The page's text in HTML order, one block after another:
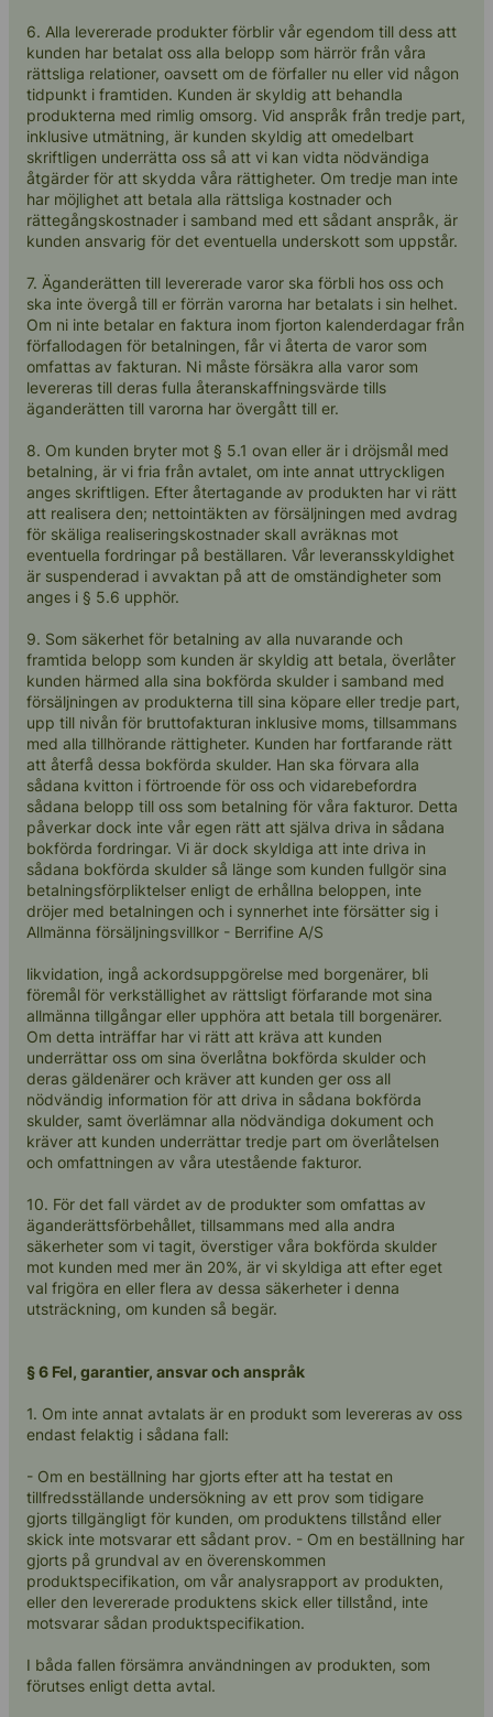
6. Alla levererade produkter förblir vår egendom till dess att
kunden har betalat oss alla belopp som härrör från våra
rättsliga relationer, oavsett om de förfaller nu eller vid någon
tidpunkt i framtiden. Kunden är skyldig att behandla
produkterna med rimlig omsorg. Vid anspråk från tredje part,
inklusive utmätning, är kunden skyldig att omedelbart
skriftligen underrätta oss så att vi kan vidta nödvändiga
åtgärder för att skydda våra rättigheter. Om tredje man inte
har möjlighet att betala alla rättsliga kostnader och
rättegångskostnader i samband med ett sådant anspråk, är
kunden ansvarig för det eventuella underskott som uppstår.
7. Äganderätten till levererade varor ska förbli hos oss och
ska inte övergå till er förrän varorna har betalats i sin helhet.
Om ni inte betalar en faktura inom fjorton kalenderdagar från
förfallodagen för betalningen, får vi återta de varor som
omfattas av fakturan. Ni måste försäkra alla varor som
levereras till deras fulla återanskaffningsvärde tills
äganderätten till varorna har övergått till er.
8. Om kunden bryter mot § 5.1 ovan eller är i dröjsmål med
betalning, är vi fria från avtalet, om inte annat uttryckligen
anges skriftligen. Efter återtagande av produkten har vi rätt
att realisera den; nettointäkten av försäljningen med avdrag
för skäliga realiseringskostnader skall avräknas mot
eventuella fordringar på beställaren. Vår leveransskyldighet
är suspenderad i avvaktan på att de omständigheter som
anges i § 5.6 upphör.
9. Som säkerhet för betalning av alla nuvarande och
framtida belopp som kunden är skyldig att betala, överlåter
kunden härmed alla sina bokförda skulder i samband med
försäljningen av produkterna till sina köpare eller tredje part,
upp till nivån för bruttofakturan inklusive moms, tillsammans
med alla tillhörande rättigheter. Kunden har fortfarande rätt
att återfå dessa bokförda skulder. Han ska förvara alla
sådana kvitton i förtroende för oss och vidarebefordra
sådana belopp till oss som betalning för våra fakturor. Detta
påverkar dock inte vår egen rätt att själva driva in sådana
bokförda fordringar. Vi är dock skyldiga att inte driva in
sådana bokförda skulder så länge som kunden fullgör sina
betalningsförpliktelser enligt de erhållna beloppen, inte
dröjer med betalningen och i synnerhet inte försätter sig i
Allmänna försäljningsvillkor - Berrifine A/S
likvidation, ingå ackordsuppgörelse med borgenärer, bli
föremål för verkställighet av rättsligt förfarande mot sina
allmänna tillgångar eller upphöra att betala till borgenärer.
Om detta inträffar har vi rätt att kräva att kunden
underrättar oss om sina överlåtna bokförda skulder och
deras gäldenärer och kräver att kunden ger oss all
nödvändig information för att driva in sådana bokförda
skulder, samt överlämnar alla nödvändiga dokument och
kräver att kunden underrättar tredje part om överlåtelsen
och omfattningen av våra utestående fakturor.
10. För det fall värdet av de produkter som omfattas av
äganderättsförbehållet, tillsammans med alla andra
säkerheter som vi tagit, överstiger våra bokförda skulder
mot kunden med mer än 20%, är vi skyldiga att efter eget
val frigöra en eller flera av dessa säkerheter i denna
utsträckning, om kunden så begär.
§ 6 Fel, garantier, ansvar och anspråk
1. Om inte annat avtalats är en produkt som levereras av oss
endast felaktig i sådana fall:
- Om en beställning har gjorts efter att ha testat en
tillfredsställande undersökning av ett prov som tidigare
gjorts tillgängligt för kunden, om produktens tillstånd eller
skick inte motsvarar ett sådant prov. - Om en beställning har
gjorts på grundval av en överenskommen
produktspecifikation, om vår analysrapport av produkten,
eller den levererade produktens skick eller tillstånd, inte
motsvarar sådan produktspecifikation.
I båda fallen försämra användningen av produkten, som
förutses enligt detta avtal.